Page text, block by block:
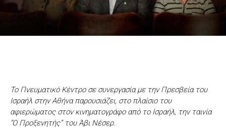
Το Πνευματικό Κέντρο σε συνεργασία με την Πρεσβεία του
Ισραήλ στην Αθήνα παρουσιάζει, στo πλαίσιo του
αφιερώματος στον κινηματογράφο από το Ισραήλ, την ταινία
“Ο Προξενητής” του Άβι Νέσερ.